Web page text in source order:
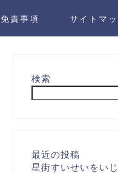
免責事項 サイトマ
検索
最近の投稿
星街すいせいをい